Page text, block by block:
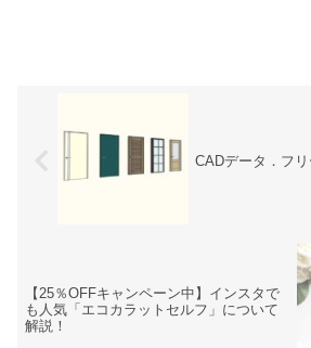
CADデータ．フリ
【25％OFFキャンペーン中】インスタで
も人気「エコカラットセルフ」について
解説！